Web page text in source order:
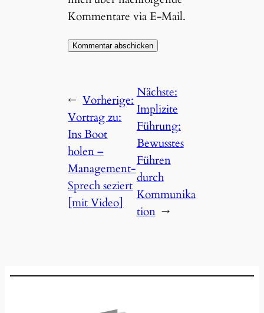
Kommentare via E-Mail.
← Vorherige:
Vortrag zu:
Ins Boot
holen –
Management-
Sprech seziert
[mit Video]
Nächste:
Implizite
Führung:
Bewusstes
Führen
durch
Kommunika
tion →